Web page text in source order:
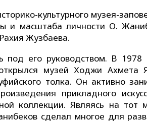
культурного музея-
и масштаба личности О.
Жузбаева.
под его руководством. В 1978
музей Ходжи Ахмета
толка. Он активно
прикладного
коллекции. Являясь на тот
сделал многое для